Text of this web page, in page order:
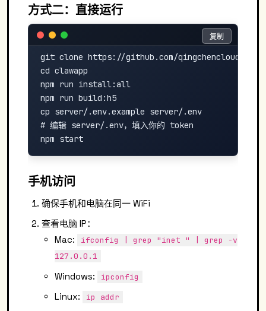
方式二：直接运行
git clone https://github.com/qingchencloud/
cd clawapp
npm run install:all
npm run build:h5
cp server/.env.example server/.env
# 编辑 server/.env，填入你的 token
复制
复制
手机访问
确保手机和电脑在同一 WiFi
查看电脑 IP：
Mac:
ifconfig | grep "inet " | grep -v
127.0.0.1
Windows: ipconfig
Linux: ip addr